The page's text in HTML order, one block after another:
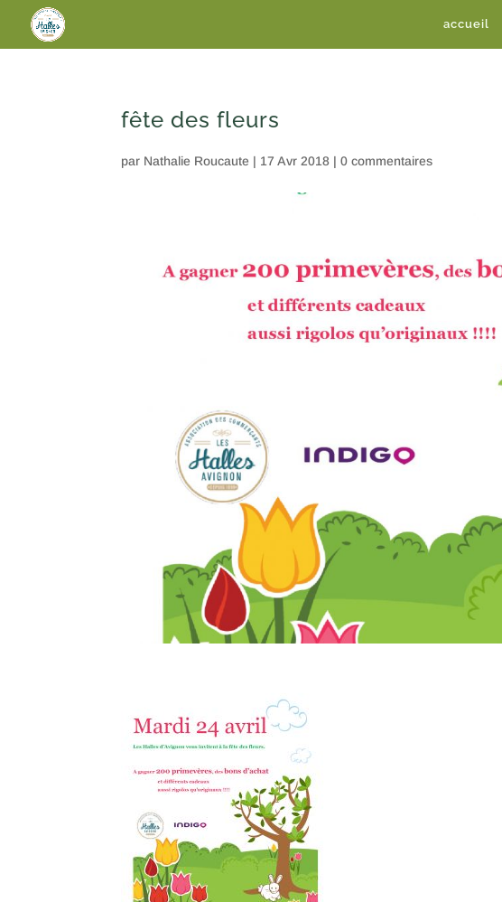
accueil
fête des fleurs
par Nathalie Roucaute | 17 Avr 2018 |0 commentaires